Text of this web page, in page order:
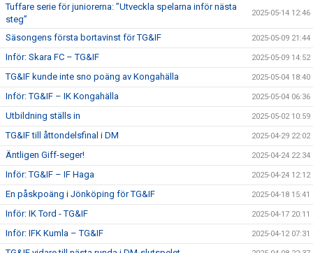
Tuffare serie för juniorerna: ”Utveckla spelarna inför nästa
steg”
2025-05-14 12:46
Säsongens första bortavinst för TG&IF 2025-05-09 21:44
Inför: Skara FC – TG&IF 2025-05-09 14:52
TG&IF kunde inte sno poäng av Kongahälla 2025-05-04 18:40
Inför: TG&IF – IK Kongahälla 2025-05-04 06:36
Utbildning ställs in 2025-05-02 10:59
TG&IF till åttondelsfinal i DM 2025-04-29 22:02
Äntligen Giff-seger! 2025-04-24 22:34
Inför: TG&IF – IF Haga 2025-04-24 12:12
En påskpoäng i Jönköping för TG&IF 2025-04-18 15:41
Inför: IK Tord - TG&IF 2025-04-17 20:11
Inför: IFK Kumla – TG&IF 2025-04-12 07:31